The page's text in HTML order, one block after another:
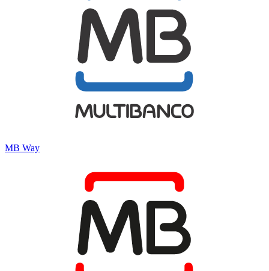
MB Way